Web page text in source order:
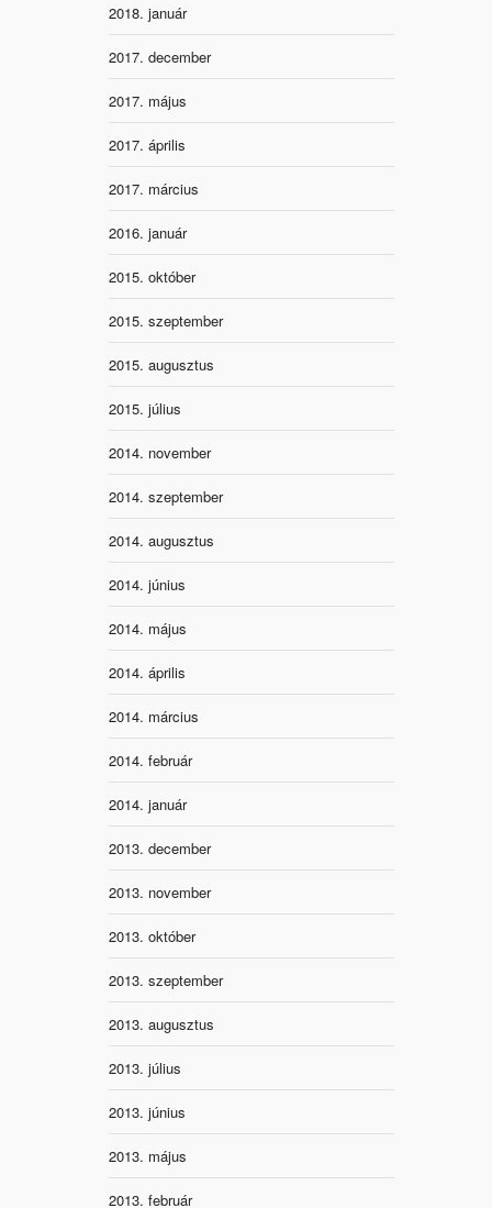
2018. január
2017. december
2017. május
2017. április
2017. március
2016. január
2015. október
2015. szeptember
2015. augusztus
2015. július
2014. november
2014. szeptember
2014. augusztus
2014. június
2014. május
2014. április
2014. március
2014. február
2014. január
2013. december
2013. november
2013. október
2013. szeptember
2013. augusztus
2013. július
2013. június
2013. május
2013. február